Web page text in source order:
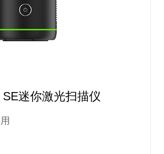
迷你激光扫描仪